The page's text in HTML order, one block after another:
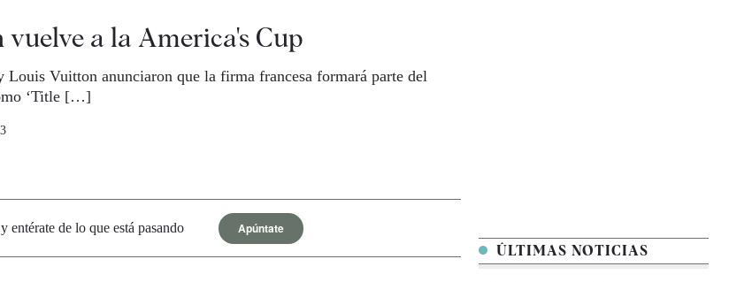
a la America's Cup
Louis Vuitton anunciaron que la firma francesa formará parte del
‘Title […]
entérate de lo que está pasando Apúntate
ÚLTIMAS NOTICIAS